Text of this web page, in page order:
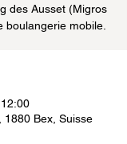
des Ausset (Migros
boulangerie mobile.
1880 Bex, Suisse